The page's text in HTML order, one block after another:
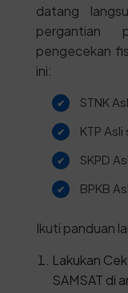
datang
pergantian
pengecekan
ini:
STNK
KTP Asli
SKPD
BPKB
Ikuti panduan
Lakukan
SAMSAT di